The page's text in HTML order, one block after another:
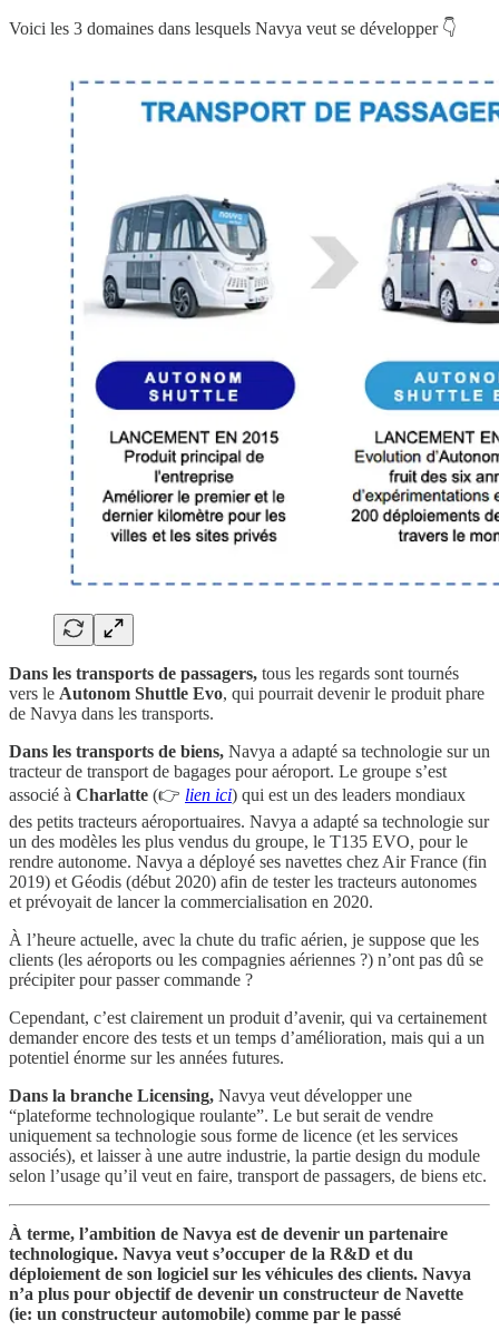
Voici les 3 domaines dans lesquels Navya veut se développer 👇
Dans les transports de passagers, tous les regards sont tournés
vers le Autonom Shuttle Evo, qui pourrait devenir le produit phare
de Navya dans les transports.
Dans les transports de biens, Navya a adapté sa technologie sur un
tracteur de transport de bagages pour aéroport. Le groupe s’est
associé à Charlatte (👉 lien ici) qui est un des leaders mondiaux
des petits tracteurs aéroportuaires. Navya a adapté sa technologie sur
un des modèles les plus vendus du groupe, le T135 EVO, pour le
rendre autonome. Navya a déployé ses navettes chez Air France (fin
2019) et Géodis (début 2020) afin de tester les tracteurs autonomes
et prévoyait de lancer la commercialisation en 2020.
À l’heure actuelle, avec la chute du trafic aérien, je suppose que les
clients (les aéroports ou les compagnies aériennes ?) n’ont pas dû se
précipiter pour passer commande ?
Cependant, c’est clairement un produit d’avenir, qui va certainement
demander encore des tests et un temps d’amélioration, mais qui a un
potentiel énorme sur les années futures.
Dans la branche Licensing, Navya veut développer une
“plateforme technologique roulante”. Le but serait de vendre
uniquement sa technologie sous forme de licence (et les services
associés), et laisser à une autre industrie, la partie design du module
selon l’usage qu’il veut en faire, transport de passagers, de biens etc.
À terme, l’ambition de Navya est de devenir un partenaire
technologique. Navya veut s’occuper de la R&D et du
déploiement de son logiciel sur les véhicules des clients. Navya
n’a plus pour objectif de devenir un constructeur de Navette
(ie: un constructeur automobile) comme par le passé